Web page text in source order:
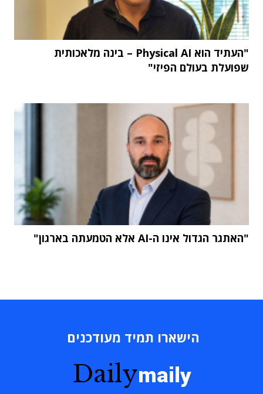
"העתיד הוא Physical AI – בינה מלאכותית
שפועלת בעולם הפיזי"
"האתגר הגדול אינו ה-AI אלא הטמעתה בארגון"
הישארו תמיד מעודכנים
Dailymaily